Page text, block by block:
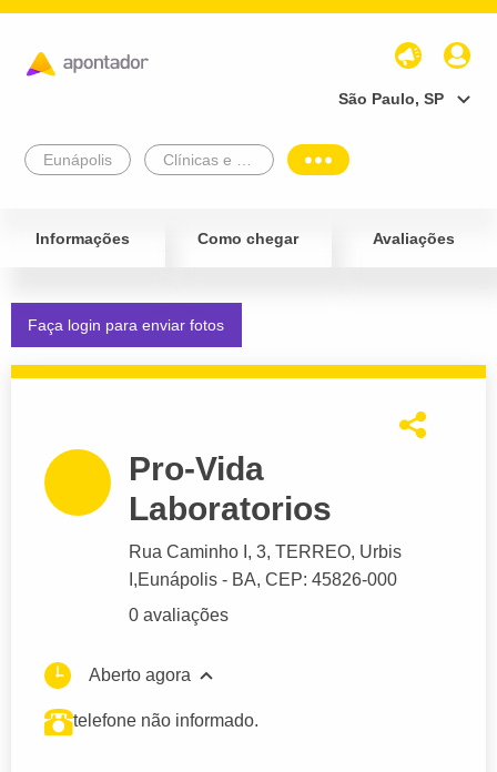
São Paulo, SP
Eunápolis
Informações Como chegar Avaliações
Faça login para enviar fotos
Pro-Vida
Laboratorios
Rua Caminho I , 3, TERREO, Urbis
I,Eunápolis - BA, CEP: 45826-000
0 avaliações
Aberto agora
telefone não informado.